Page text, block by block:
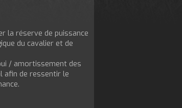
la réserve de puissance
du cavalier et de
/ amortissement des
afin de ressentir le